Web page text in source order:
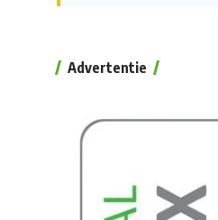
Advertentie